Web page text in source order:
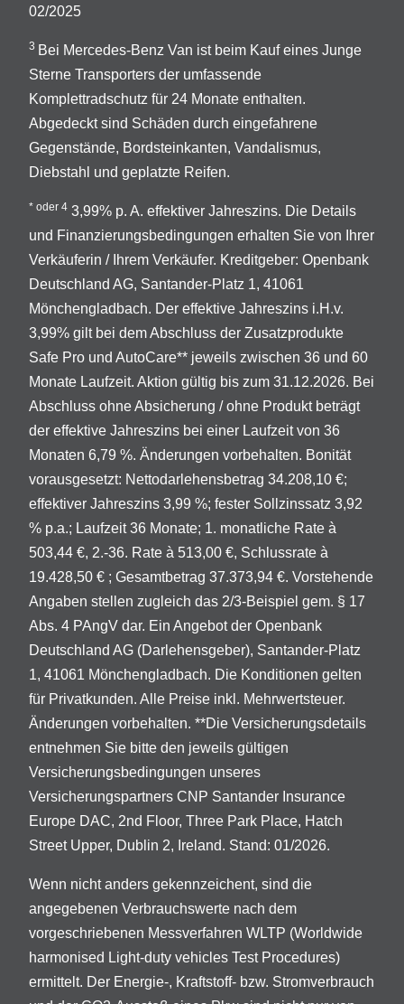
02/2025
3 Bei Mercedes-Benz Van ist beim Kauf eines Junge
Sterne Transporters der umfassende
Komplettradschutz für 24 Monate enthalten.
Abgedeckt sind Schäden durch eingefahrene
Gegenstände, Bordsteinkanten, Vandalismus,
Diebstahl und geplatzte Reifen.
* oder 4 3,99% p. A. effektiver Jahreszins. Die Details
und Finanzierungsbedingungen erhalten Sie von Ihrer
Verkäuferin / Ihrem Verkäufer. Kreditgeber: Openbank
Deutschland AG, Santander-Platz 1, 41061
Mönchengladbach. Der effektive Jahreszins i.H.v.
3,99% gilt bei dem Abschluss der Zusatzprodukte
Safe Pro und AutoCare** jeweils zwischen 36 und 60
Monate Laufzeit. Aktion gültig bis zum 31.12.2026. Bei
Abschluss ohne Absicherung / ohne Produkt beträgt
der effektive Jahreszins bei einer Laufzeit von 36
Monaten 6,79 %. Änderungen vorbehalten. Bonität
vorausgesetzt: Nettodarlehensbetrag 34.208,10 €;
effektiver Jahreszins 3,99 %; fester Sollzinssatz 3,92
% p.a.; Laufzeit 36 Monate; 1. monatliche Rate à
503,44 €, 2.-36. Rate à 513,00 €, Schlussrate à
19.428,50 € ; Gesamtbetrag 37.373,94 €. Vorstehende
Angaben stellen zugleich das 2/3-Beispiel gem. § 17
Abs. 4 PAngV dar. Ein Angebot der Openbank
Deutschland AG (Darlehensgeber), Santander-Platz
1, 41061 Mönchengladbach. Die Konditionen gelten
für Privatkunden. Alle Preise inkl. Mehrwertsteuer.
Änderungen vorbehalten. **Die Versicherungsdetails
entnehmen Sie bitte den jeweils gültigen
Versicherungsbedingungen unseres
Versicherungspartners CNP Santander Insurance
Europe DAC, 2nd Floor, Three Park Place, Hatch
Street Upper, Dublin 2, Ireland. Stand: 01/2026.
Wenn nicht anders gekennzeichent, sind die
angegebenen Verbrauchswerte nach dem
vorgeschriebenen Messverfahren WLTP (Worldwide
harmonised Light-duty vehicles Test Procedures)
ermittelt. Der Energie-, Kraftstoff- bzw. Stromverbrauch